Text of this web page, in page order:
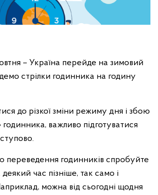
– Україна перейде на зимовий
стрілки годинника на годину
до різкої зміни режиму дня і збою
годинника, важливо підготуватися
переведення годинників спробуйте
час пізніше, так само і
можна від сьогодні щодня